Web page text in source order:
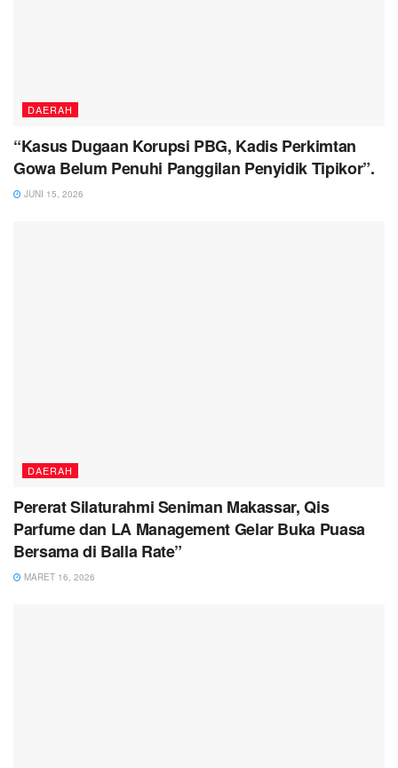
DAERAH
“Kasus Dugaan Korupsi PBG, Kadis Perkimtan
Gowa Belum Penuhi Panggilan Penyidik Tipikor”.
JUNI 15, 2026
DAERAH
Pererat Silaturahmi Seniman Makassar, Qis
Parfume dan LA Management Gelar Buka Puasa
Bersama di Balla Rate”
MARET 16, 2026